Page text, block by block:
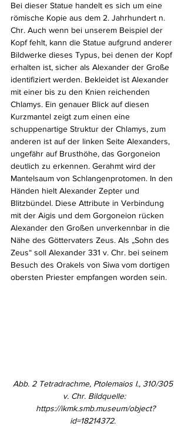
Bei dieser Statue handelt es sich um eine
römische Kopie aus dem 2. Jahrhundert n.
Chr. Auch wenn bei unserem Beispiel der
Kopf fehlt, kann die Statue aufgrund anderer
Bildwerke dieses Typus, bei denen der Kopf
erhalten ist, sicher als Alexander der Große
identifiziert werden. Bekleidet ist Alexander
mit einer bis zu den Knien reichenden
Chlamys. Ein genauer Blick auf diesen
Kurzmantel zeigt zum einen eine
schuppenartige Struktur der Chlamys, zum
anderen ist auf der linken Seite Alexanders,
ungefähr auf Brusthöhe, das Gorgoneion
deutlich zu erkennen. Gerahmt wird der
Mantelsaum von Schlangenprotomen. In den
Händen hielt Alexander Zepter und
Blitzbündel. Diese Attribute in Verbindung
mit der Aigis und dem Gorgoneion rücken
Alexander den Großen unverkennbar in die
Nähe des Göttervaters Zeus. Als „Sohn des
Zeus“ soll Alexander 331 v. Chr. bei seinem
Besuch des Orakels von Siwa vom dortigen
obersten Priester empfangen worden sein.
Abb. 2 Tetradrachme, Ptolemaios I., 310/305
v. Chr. Bildquelle:
id=18214372.